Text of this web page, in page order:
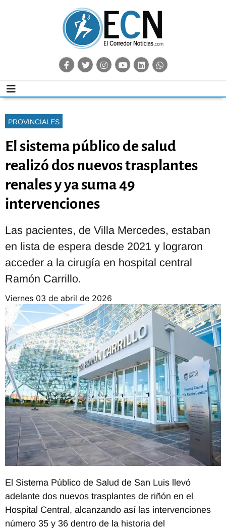
PROVINCIALES
El sistema público de salud
realizó dos nuevos trasplantes
renales y ya suma 49
intervenciones
Las pacientes, de Villa Mercedes, estaban
en lista de espera desde 2021 y lograron
acceder a la cirugía en hospital central
Ramón Carrillo.
viernes 03 de abril de 2026
El Sistema Público de Salud de San Luis llevó
adelante dos nuevos trasplantes de riñón en el
Hospital Central, alcanzando así las intervenciones
número 35 y 36 dentro de la historia del